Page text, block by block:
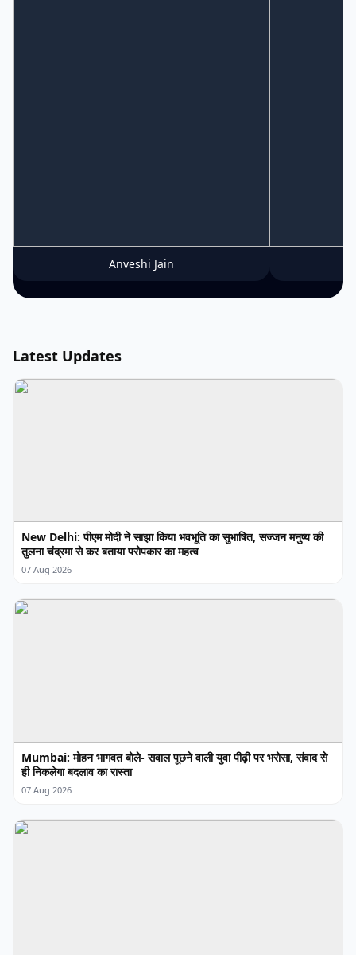
Anveshi Jain
Latest Updates
New Delhi: पीएम मोदी ने साझा किया भवभूति का सुभाषित, सज्जन मनुष्य की
तुलना चंद्रमा से कर बताया परोपकार का महत्व
07 Aug 2026
Mumbai: मोहन भागवत बोले- सवाल पूछने वाली युवा पीढ़ी पर भरोसा, संवाद से
ही निकलेगा बदलाव का रास्ता
07 Aug 2026